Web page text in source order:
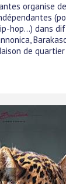
organise
hop...) dans
de